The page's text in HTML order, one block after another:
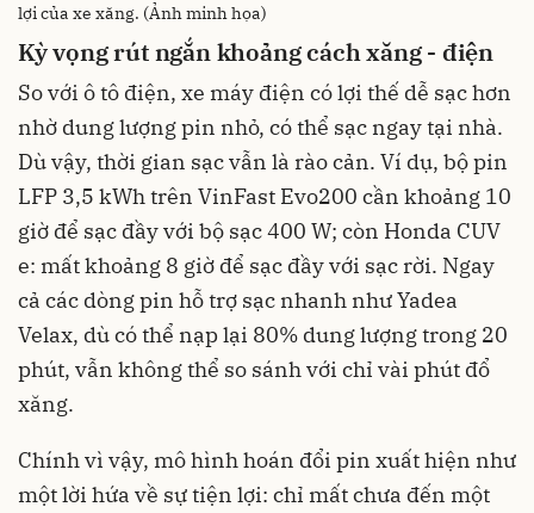
lợi của xe xăng. (Ảnh minh họa)
Kỳ vọng rút ngắn khoảng cách xăng - điện
So với ô tô điện, xe máy điện có lợi thế dễ sạc hơn
nhờ dung lượng pin nhỏ, có thể sạc ngay tại nhà.
Dù vậy, thời gian sạc vẫn là rào cản. Ví dụ, bộ pin
LFP 3,5 kWh trên VinFast Evo200 cần khoảng 10
giờ để sạc đầy với bộ sạc 400 W; còn Honda CUV
e: mất khoảng 8 giờ để sạc đầy với sạc rời. Ngay
cả các dòng pin hỗ trợ sạc nhanh như Yadea
Velax, dù có thể nạp lại 80% dung lượng trong 20
phút, vẫn không thể so sánh với chỉ vài phút đổ
xăng.
Chính vì vậy, mô hình hoán đổi pin xuất hiện như
một lời hứa về sự tiện lợi: chỉ mất chưa đến một